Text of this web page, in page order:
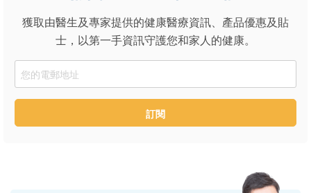
獲取由醫生及專家提供的健康醫療資訊、產品優惠及貼
士，以第一手資訊守護您和家人的健康。
Email
訂閱